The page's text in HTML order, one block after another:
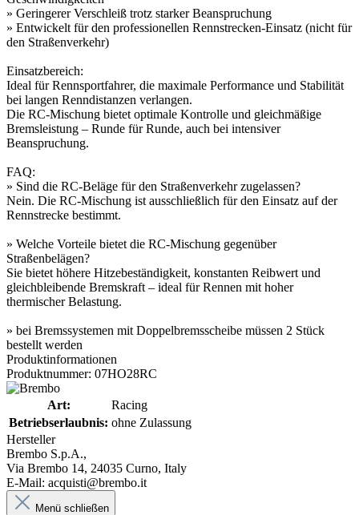
» Geringerer Verschleiß trotz starker Beanspruchung
» Entwickelt für den professionellen Rennstrecken-Einsatz (nicht für
den Straßenverkehr)
Einsatzbereich:
Ideal für Rennsportfahrer, die maximale Performance und Stabilität
bei langen Renndistanzen verlangen.
Die RC-Mischung bietet optimale Kontrolle und gleichmäßige
Bremsleistung – Runde für Runde, auch bei intensiver
Beanspruchung.
FAQ:
» Sind die RC-Beläge für den Straßenverkehr zugelassen?
Nein. Die RC-Mischung ist ausschließlich für den Einsatz auf der
Rennstrecke bestimmt.
» Welche Vorteile bietet die RC-Mischung gegenüber
Straßenbelägen?
Sie bietet höhere Hitzebeständigkeit, konstanten Reibwert und
gleichbleibende Bremskraft – ideal für Rennen mit hoher
thermischer Belastung.
» bei Bremssystemen mit Doppelbremsscheibe müssen 2 Stück
bestellt werden
Produktinformationen
Produktnummer: 07HO28RC
Art:
Racing
Betriebserlaubnis: ohne Zulassung
Hersteller
Brembo S.p.A.,
Via Brembo 14, 24035 Curno, Italy
E-Mail: acquisti@brembo.it
Menü schließen